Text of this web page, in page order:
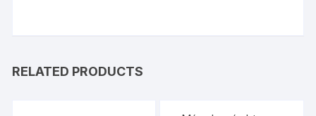
RELATED PRODUCTS